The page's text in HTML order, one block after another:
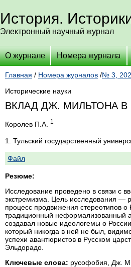
История.
Электронный научный журнал
О журнале Номера журнала
Главная / Номера журналов /№ 3,
Исторические науки
ВКЛАД ДЖ. МИЛЬТОНА
Королев П.А. 1
1. Тульский государственный
Файл
Резюме:
Исследование проведено в связи с
экстремизма. Цель исследования —
процесс продвижения стереотипов
традиционный неформализованный
создавал новые идеологемы о
который никогда в ней не был,
успехи авантюристов в Русском
Эльдорадо.
Ключевые слова: русофобия, Дж.